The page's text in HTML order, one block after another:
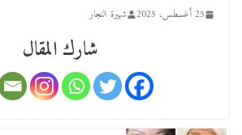
25 أغسطس، 2025 شهيرة النجار
شارك المقال